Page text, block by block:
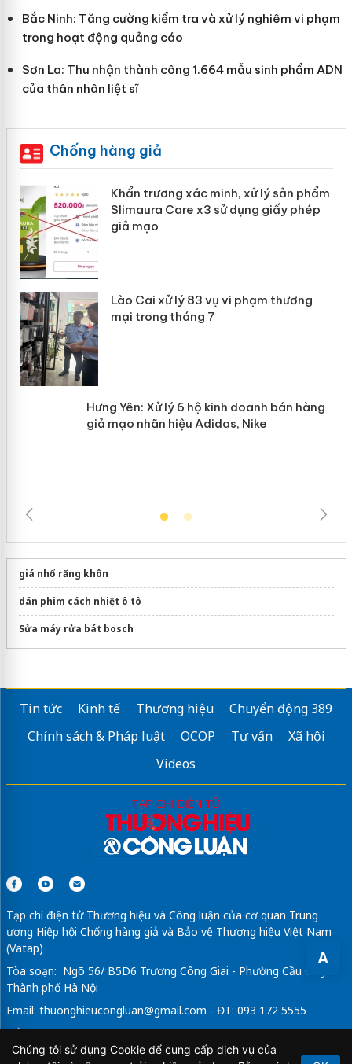
A
Bắc Ninh: Tăng cường kiểm tra và xử lý nghiêm vi phạm
trong hoạt động quảng cáo
Sơn La: Thu nhận thành công 1.664 mẫu sinh phẩm ADN
của thân nhân liệt sĩ
Chống hàng giả
Khẩn trương xác minh, xử lý sản phẩm
Slimaura Care x3 sử dụng giấy phép
giả mạo
Lào Cai xử lý 83 vụ vi phạm thương
mại trong tháng 7
Hưng Yên: Xử lý 6 hộ kinh doanh bán
hàng giả mạo nhãn hiệu Adidas, Nike
giá nhổ răng khôn
dán phim cách nhiệt ô tô
Sửa máy rửa bát bosch
Tin tức Kinh tế Thương hiệu
Chuyển động 389
Chính sách & Pháp luật
OCOP Tư vấn
Xã hội
Videos
Tạp chí điện tử Thương hiệu và Công luận của cơ quan Trung
ương Hiệp hội Chống hàng giả và Bảo vệ Thương hiệu Việt Nam
(Vatap)
Tòa soạn: Ngõ 56/ B5D6 Trương Công Giai - Phường Cầu Giấy -
Thành phố Hà Nội
Email: thuonghieucongluan@gmail.com - ĐT: 093 172 5555
Tổng Biên Tập: Vũ Đức Thuận
Giấy phép hoạt động báo chí điện tử số 64/GP-BTTTT do Bộ
Chúng tôi sử dụng Cookie để cung cấp dịch vụ của